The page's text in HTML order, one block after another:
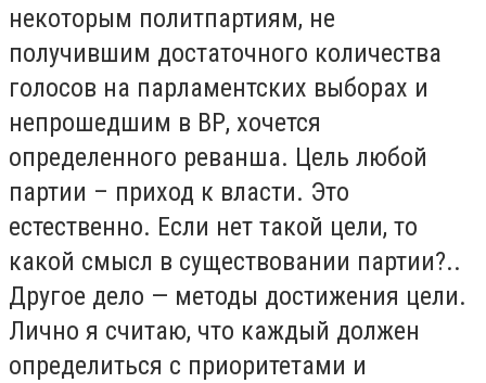
некоторым политпартиям, не
получившим достаточного количества
голосов на парламентских выборах и
непрошедшим в ВР, хочется
определенного реванша. Цель любой
партии – приход к власти. Это
естественно. Если нет такой цели, то
какой смысл в существовании партии?..
Другое дело — методы достижения цели.
Лично я считаю, что каждый должен
определиться с приоритетами и